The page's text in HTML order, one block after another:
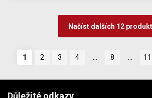
Načíst dalších 12
1 2 3 4 8 11
Důležité odkazy